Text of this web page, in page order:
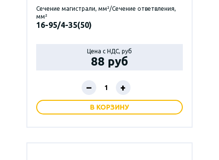
Сечение магистрали, мм²/Сечение ответвления,
мм²
16-95/4-35(50)
Цена с НДС, руб
88 руб
– +
В КОРЗИНУ